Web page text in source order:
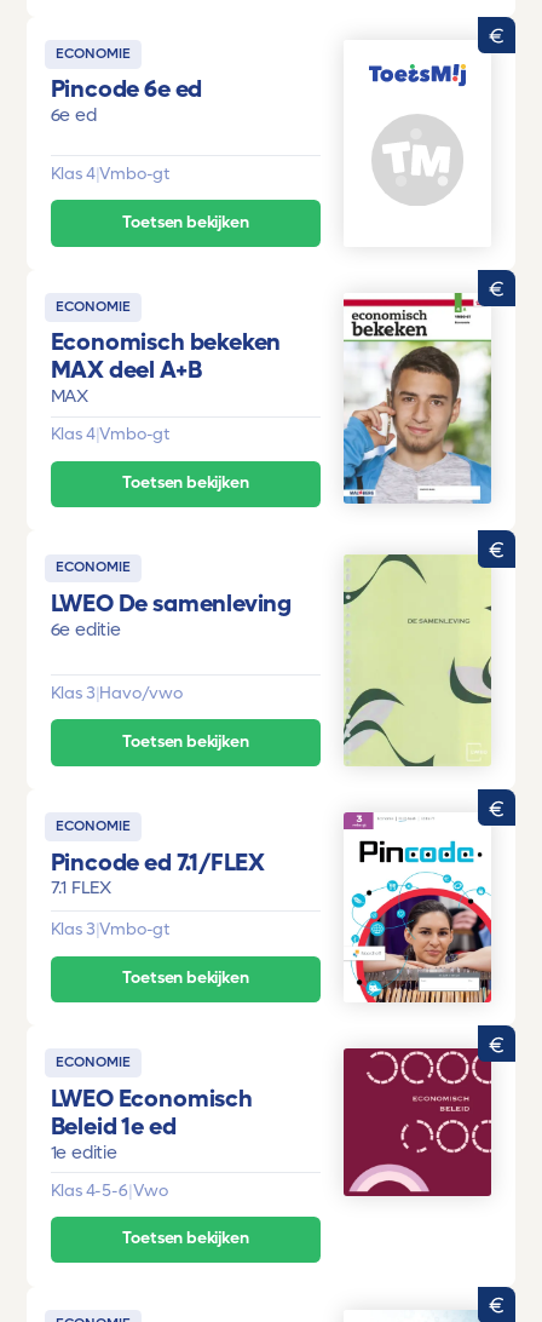
ECONOMIE
Pincode 6e ed
6e ed
Klas 4|Vmbo-gt
Toetsen bekijken
ECONOMIE
Economisch bekeken
MAX deel A+B
MAX
Klas 4|Vmbo-gt
Toetsen bekijken
ECONOMIE
LWEO De samenleving
6e editie
Klas 3|Havo/vwo
Toetsen bekijken
ECONOMIE
Pincode ed 7.1/FLEX
7.1 FLEX
Klas 3|Vmbo-gt
Toetsen bekijken
ECONOMIE
LWEO Economisch
Beleid 1e ed
1e editie
Klas 4-5-6|Vwo
Toetsen bekijken